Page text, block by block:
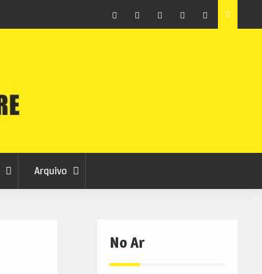
Volta a Portugal condiciona trânsito na Covilhã este
domingo
Arquivo
No Ar